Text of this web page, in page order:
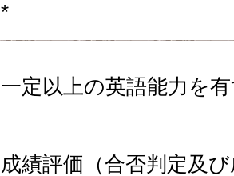
*
一定以上の英語能力を
成績評価（合否判定及